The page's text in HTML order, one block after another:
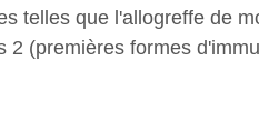
telles que l'allogreffe de
2 (premières formes